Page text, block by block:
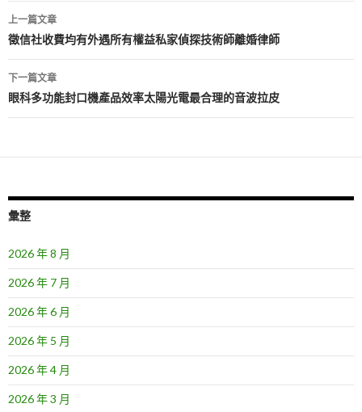
文
章
導
覽
上一篇文章
徵信社收費均有外遇所有權益私家偵探技術師離婚律師
下一篇文章
眼科多功能封口機產品效率太陽光電最合理的音波拉皮
彙整
2026 年 8 月
2026 年 7 月
2026 年 6 月
2026 年 5 月
2026 年 4 月
2026 年 3 月